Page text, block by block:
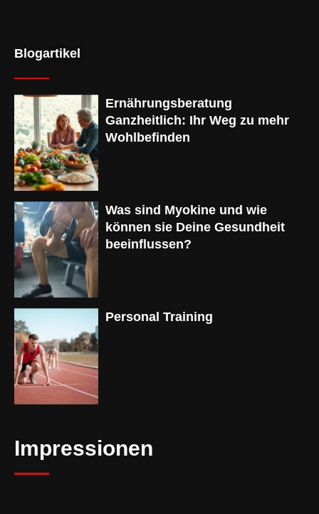
Blogartikel
Ernährungsberatung
Ganzheitlich: Ihr Weg zu mehr
Wohlbefinden
Was sind Myokine und wie
können sie Deine Gesundheit
beeinflussen?
Personal Training
Impressionen